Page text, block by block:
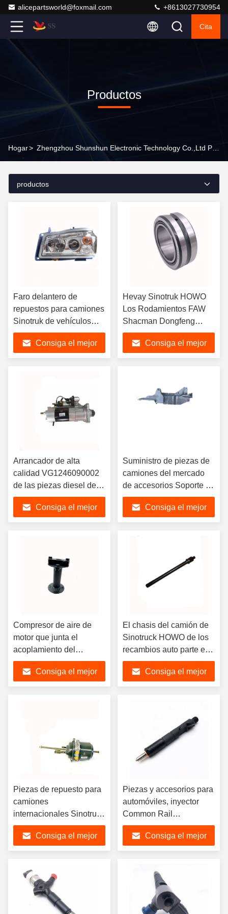
alicepartsworld@foxmail.com +8613027730954
Cita
Productos
Hogar>
productos
Faro delantero de
repuestos para camiones
Sinotruk de vehículos
chinos para camiones
pesados ​​
WG9719720001
Consiga el mejor
Hevay Sinotruk HOWO
Los Rodamientos FAW
Shacman Dongfeng
Foton Auman Beiben
Hongyan JAC CAMC,
NK55/35 1880410069
Consiga el mejor
Arrancador de alta
calidad VG1246090002
de las piezas diesel del
camión para el motor de
Sinotruk Howo D12
Consiga el mejor
Suministro de piezas de
camiones del mercado
de accesorios Soporte de
soporte de cabina de
camión Sinotruk Howo
AZ1642448082
Consiga el mejor
Compresor de aire de
motor que junta el
acoplamiento del
inyector de
VG1540080300 WD615
para el camión de
Consiga el mejor
El chasis del camión de
Sinotruck HOWO de los
recambios auto parte el
eje impulsor del árbol del
puente Az9761321010
Consiga el mejor
Piezas de repuesto para
camiones
internacionales Sinotruk
HOWO Truck Parts
Cámara de freno
(WG9000360600)
Consiga el mejor
Piezas y accesorios para
automóviles, inyector
Common Rail
EJBR04501D para
A6640170121
6640170121
Consiga el mejor